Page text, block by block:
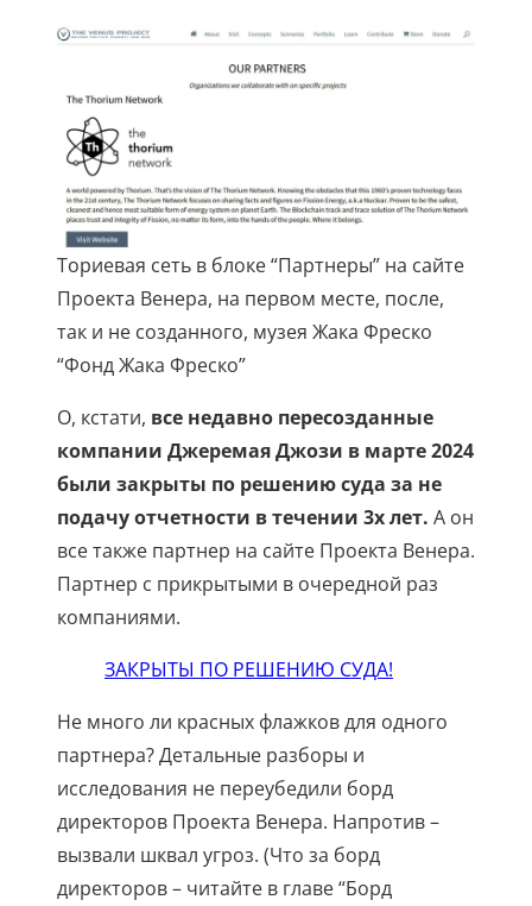
Ториевая сеть в блоке “Партнеры” на сайте
Проекта Венера, на первом месте, после,
так и не созданного, музея Жака Фреско
“Фонд Жака Фреско”
О, кстати, все недавно пересозданные
компании Джеремая Джози в марте 2024
были закрыты по решению суда за не
подачу отчетности в течении 3х лет. А он
все также партнер на сайте Проекта Венера.
Партнер с прикрытыми в очередной раз
компаниями.
ЗАКРЫТЫ ПО РЕШЕНИЮ СУДА!
Не много ли красных флажков для одного
партнера? Детальные разборы и
исследования не переубедили борд
директоров Проекта Венера. Напротив –
вызвали шквал угроз. (Что за борд
директоров – читайте в главе “Борд